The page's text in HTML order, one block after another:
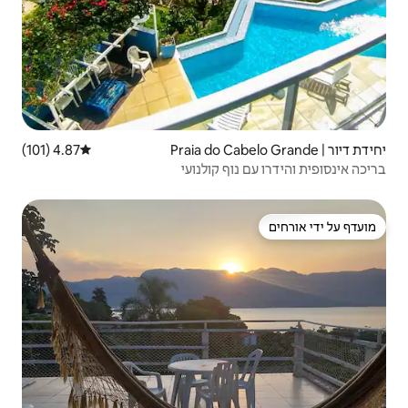
דירוג ממוצע של 4.87 מתוך 5, 101 ביקורות
4.87 (101)
קולנועי